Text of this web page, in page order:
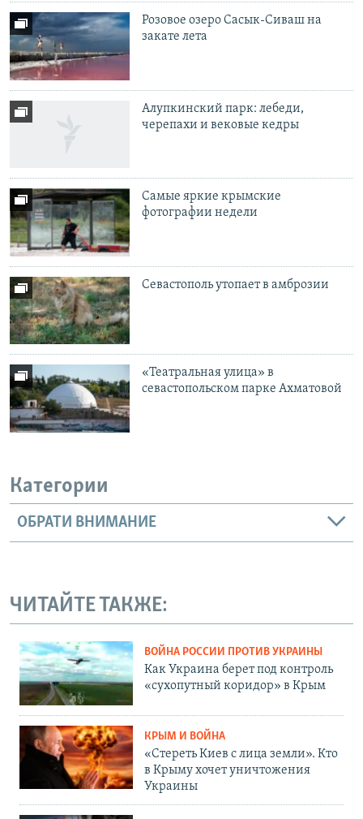
Розовое озеро Сасык-Сиваш на
закате лета
Алупкинский парк: лебеди,
черепахи и вековые кедры
Самые яркие крымские
фотографии недели
Севастополь утопает в амброзии
«Театральная улица» в
севастопольском парке Ахматовой
Категории
ОБРАТИ ВНИМАНИЕ
ЧИТАЙТЕ ТАКЖЕ:
ВОЙНА РОССИИ ПРОТИВ УКРАИНЫ
Как Украина берет под контроль
«сухопутный коридор» в Крым
КРЫМ И ВОЙНА
«Стереть Киев с лица земли». Кто
в Крыму хочет уничтожения
Украины